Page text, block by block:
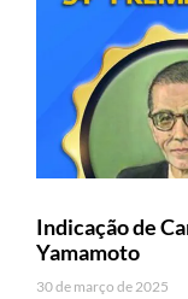
Indicação de
Yamamoto
30 de março de 2025